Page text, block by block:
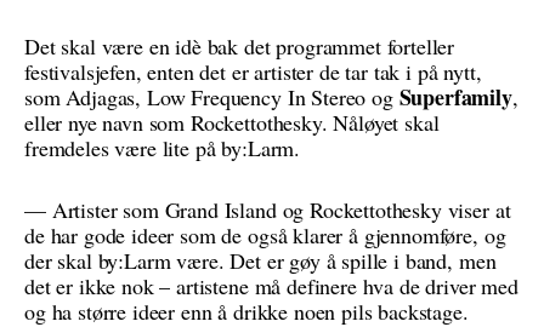
Det skal være en idè bak det programmet forteller
festivalsjefen, enten det er artister de tar tak i på nytt,
som Adjagas, Low Frequency In Stereo og Superfamily,
eller nye navn som Rockettothesky. Nåløyet skal
fremdeles være lite på by:Larm.
— Artister som Grand Island og Rockettothesky viser at
de har gode ideer som de også klarer å gjennomføre, og
der skal by:Larm være. Det er gøy å spille i band, men
det er ikke nok – artistene må definere hva de driver med
og ha større ideer enn å drikke noen pils backstage.